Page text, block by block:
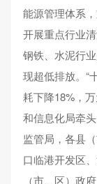
能源管理体系
开展重点行业
钢铁、水泥行
现超低排放。“
耗下降18%，
和信息化局牵
监管局，各县
口临港开发区
（市、区）政